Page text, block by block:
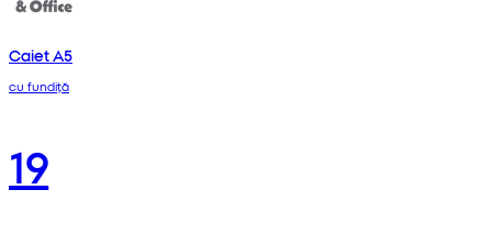
Caiet A5
cu fundiță
19